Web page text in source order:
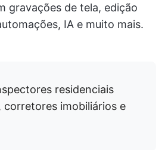
gravações de tela, edição
IA e muito mais.
residenciais
corretores imobiliários e